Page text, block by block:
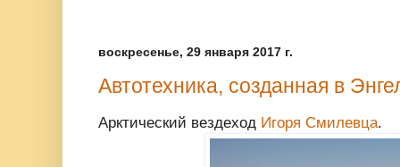
воскресенье, 29 января 2017 г.
Автотехника, созданная в
Арктический вездеход Игоря Смилевца.